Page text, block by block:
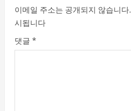
e
R
e
이메일 주소는 공개되지 않습니다.
시됩니다
댓글 *